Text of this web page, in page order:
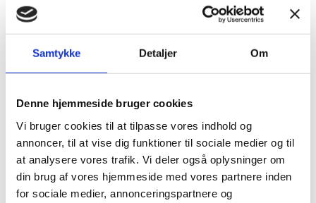
Samtykke Detaljer Om
Denne hjemmeside bruger cookies
Vi bruger cookies til at tilpasse vores indhold og
annoncer, til at vise dig funktioner til sociale medier og til
at analysere vores trafik. Vi deler også oplysninger om
din brug af vores hjemmeside med vores partnere inden
for sociale medier, annonceringspartnere og
Ejendomsrens – facaderens, fliserens,
Ejendomsrens – rensning af tagrender
Haveservice – vedligehold af grønne
Haveservice – nulstilling af
Udarbejdelse og opfølgning af årshjul
Snerydning og saltning
Afholdelse af flyttesyn (ind/ud)
Affaldshåndtering, tilsyn med
affaldsrum og containere.